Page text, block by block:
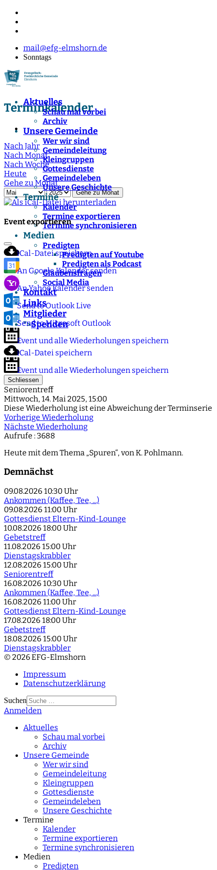
mail@efg-elmshorn.de
Sonntags
Aktuelles
Schau mal vorbei
Archiv
Unsere Gemeinde
Wer wir sind
Gemeindeleitung
Kleingruppen
Gottesdienste
Gemeindeleben
Unsere Geschichte
Termine
Kalender
Termine exportieren
Termine synchronisieren
Medien
Predigten
Predigten auf Youtube
Predigten als Podcast
Glaubensfragen
Social Media
Kontakt
Links
Mitglieder
">Spenden
Terminkalender
Nach Jahr
Nach Monat
Nach Woche
Heute
Gehe zu Monat
Gehe zu Monat
Event exportieren
iCal-Datei speichern
An Google Kalender senden
An Yahoo Kalender senden
Send to Outlook Live
Send to Microsoft Outlook
Event und alle Wiederholungen speichern
iCal-Datei speichern
Event und alle Wiederholungen speichern
Schliessen
Seniorentreff
Mittwoch, 14. Mai 2025, 15:00
Diese Wiederholung ist eine Abweichung der Terminserie
Vorherige Wiederholung
Nächste Wiederholung
Aufrufe : 3688
Heute mit dem Thema „Spuren“, von K. Pohlmann.
Demnächst
09.08.2026 10:30 Uhr
Ankommen (Kaffee, Tee, ...)
09.08.2026 11:00 Uhr
Gottesdienst Eltern-Kind-Lounge
10.08.2026 18:00 Uhr
Gebetstreff
11.08.2026 15:00 Uhr
Dienstagskrabbler
12.08.2026 15:00 Uhr
Seniorentreff
16.08.2026 10:30 Uhr
Ankommen (Kaffee, Tee, ...)
16.08.2026 11:00 Uhr
Gottesdienst Eltern-Kind-Lounge
17.08.2026 18:00 Uhr
Gebetstreff
18.08.2026 15:00 Uhr
Dienstagskrabbler
© 2026 EFG-Elmshorn
Impressum
Datenschutzerklärung
Suchen
Type 2 or more
Anmelden
Aktuelles
Schau mal vorbei
Archiv
Unsere Gemeinde
Wer wir sind
Gemeindeleitung
Kleingruppen
Gottesdienste
Gemeindeleben
Unsere Geschichte
Termine
Kalender
Termine exportieren
Termine synchronisieren
Medien
Predigten